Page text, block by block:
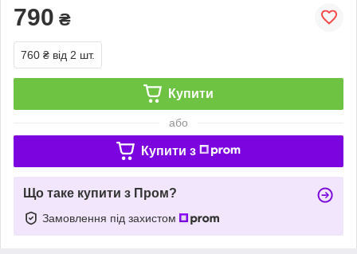
790 ₴
760 ₴ від 2 шт.
Купити
або
Купити з
Що таке купити з Пром?
Замовлення під захистом